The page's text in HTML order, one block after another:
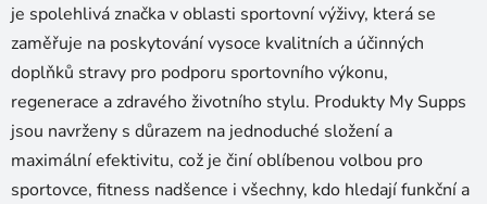
a
c
í
p
r
v
k
y
je spolehlivá značka v oblasti sportovní výživy, která se
zaměřuje na poskytování vysoce kvalitních a účinných
doplňků stravy pro podporu sportovního výkonu,
regenerace a zdravého životního stylu. Produkty My Supps
jsou navrženy s důrazem na jednoduché složení a
maximální efektivitu, což je činí oblíbenou volbou pro
sportovce, fitness nadšence i všechny, kdo hledají funkční a